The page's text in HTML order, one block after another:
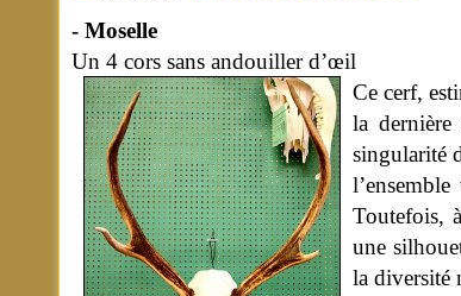
- Moselle
Un 4 cors sans andouiller d’œil
Ce cerf,
la dernière
singularité
Toutefois,
une
la diversité